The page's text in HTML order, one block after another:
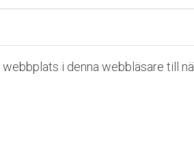
i denna webbläsare till